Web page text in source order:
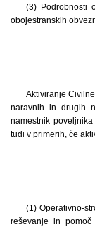
(3) Podrobnosti
obojestranskih
Aktiviranje
naravnih in drugih
namestnik
tudi v primerih, če
(1) Operativno-
reševanje in